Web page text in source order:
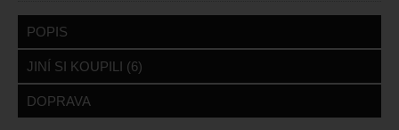
POPIS
JINÍ SI KOUPILI (6)
DOPRAVA